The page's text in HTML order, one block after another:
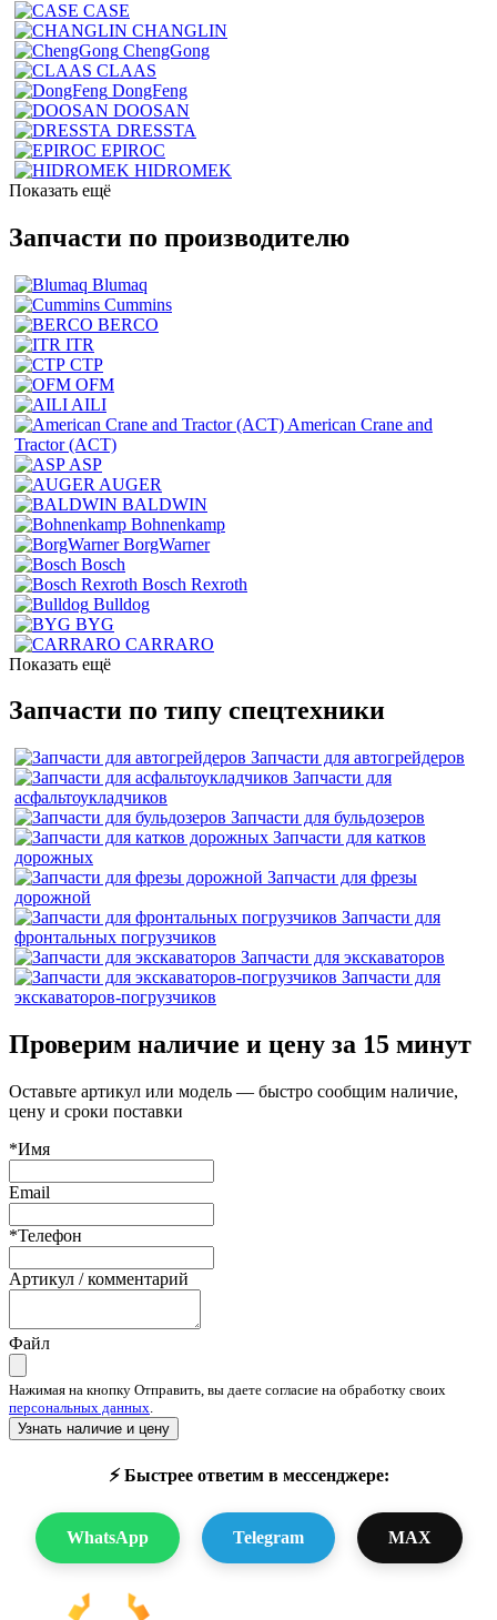
CASE
CHANGLIN
ChengGong
CLAAS
DongFeng
DOOSAN
DRESSTA
EPIROC
HIDROMEK
Показать ещё
Запчасти по производителю
Blumaq
Cummins
BERCO
ITR
CTP
OFM
AILI
American Crane and
Tractor (ACT)
ASP
AUGER
BALDWIN
Bohnenkamp
BorgWarner
Bosch
Bosch Rexroth
Bulldog
BYG
CARRARO
Показать ещё
Запчасти по типу спецтехники
Запчасти для автогрейдеров
Запчасти для
асфальтоукладчиков
Запчасти для бульдозеров
Запчасти для катков
дорожных
Запчасти для фрезы
дорожной
Запчасти для
фронтальных погрузчиков
Запчасти для экскаваторов
Запчасти для
экскаваторов-погрузчиков
Проверим наличие и цену за 15 минут
Оставьте артикул или модель — быстро сообщим наличие,
цену и сроки поставки
*Имя
Email
*Телефон
Артикул / комментарий
Файл
Нажимая на кнопку Отправить, вы даете согласие на обработку своих
персональных данных.
Узнать наличие и цену
⚡ Быстрее ответим в мессенджере:
WhatsApp Telegram MAX